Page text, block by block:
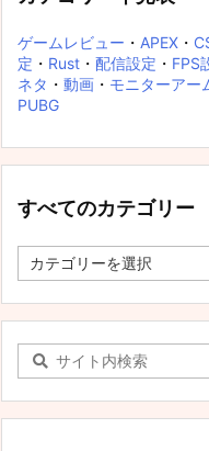
ゲームレビュー ・ APEX ・
定 ・ Rust ・ 配信設定 ・ FPS
ネタ ・ 動画 ・ モニターアー
PUBG
すべてのカテゴリー
べ
の
ゴ
リ
ー